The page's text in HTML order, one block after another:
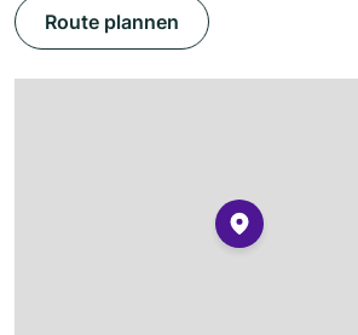
Route plannen